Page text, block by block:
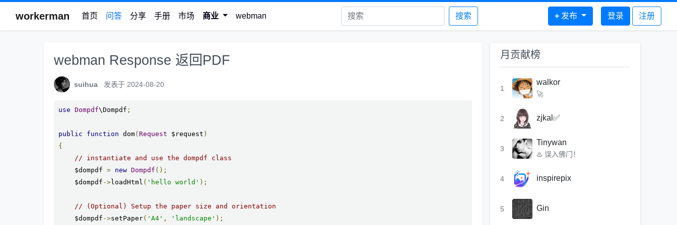
workerman 首页 问答 分享 手册 市场 商业 webman 搜索 + 发布 登录 注册
webman Response 返回PDF
suihua 发表于 2024-08-20
use Dompdf\Dompdf ;
public function dom( Request $request )
{
// instantiate and use the dompdf class
    $dompdf
= new Dompdf ();
    $dompdf
->loadHtml ( 'hello world' );
// (Optional) Setup the paper size and orientation
    $dompdf
->setPaper( 'A4' , 'landscape' );
月贡献榜
1
walkor
🚀
2 zjkal✅
3
Tinywan
♨️ 误入佛门！
4 inspirepix
5 Gin